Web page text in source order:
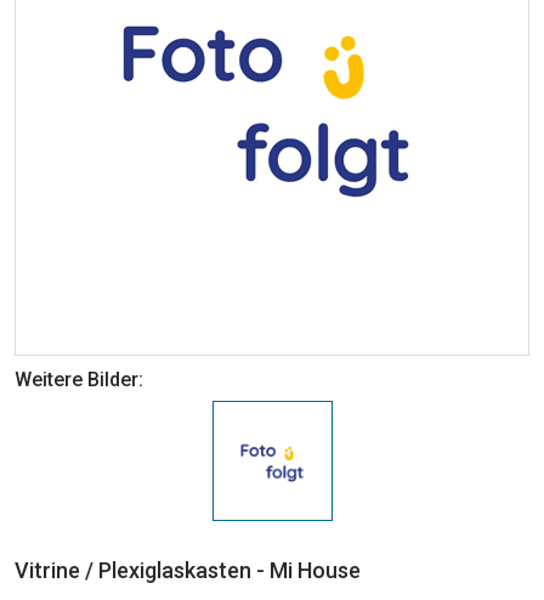
Weitere Bilder:
Vitrine / Plexiglaskasten - Mi House